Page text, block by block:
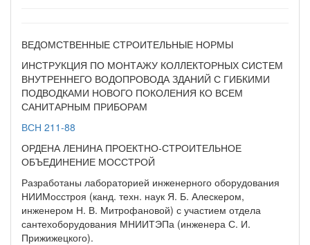
ВЕДОМСТВЕННЫЕ СТРОИТЕЛЬНЫЕ НОРМЫ
ИНСТРУКЦИЯ ПО МОНТАЖУ КОЛЛЕКТОРНЫХ СИСТЕМ
ВНУТРЕННЕГО ВОДОПРОВОДА ЗДАНИЙ С ГИБКИМИ
ПОДВОДКАМИ НОВОГО ПОКОЛЕНИЯ КО ВСЕМ
САНИТАРНЫМ ПРИБОРАМ
ВСН 211-88
ОРДЕНА ЛЕНИНА ПРОЕКТНО-СТРОИТЕЛЬНОЕ
ОБЪЕДИНЕНИЕ МОССТРОЙ
Разработаны лабораторией инженерного оборудования
НИИМосстроя (канд. техн. наук Я. Б. Алескером,
инженером Н. В. Митрофановой) с участием отдела
сантехоборудования МНИИТЭПа (инженера С. И.
Прижижецкого).